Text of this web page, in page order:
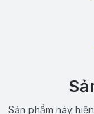
Sản phẩm này